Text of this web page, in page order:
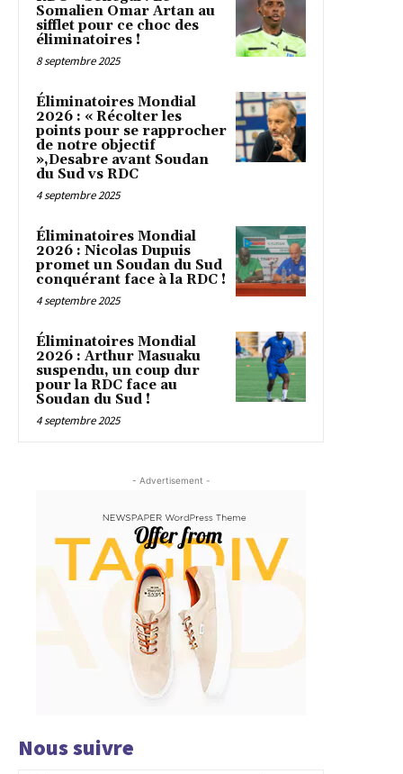
Somalien Omar Artan au
sifflet pour ce choc des
éliminatoires !
8 septembre 2025
Éliminatoires Mondial
2026 : « Récolter les
points pour se rapprocher
de notre objectif
»,Desabre avant Soudan
du Sud vs RDC
4 septembre 2025
Éliminatoires Mondial
2026 : Nicolas Dupuis
promet un Soudan du Sud
conquérant face à la RDC !
4 septembre 2025
Éliminatoires Mondial
2026 : Arthur Masuaku
suspendu, un coup dur
pour la RDC face au
Soudan du Sud !
4 septembre 2025
- Advertisement -
Nous suivre